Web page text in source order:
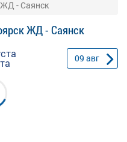
ЖД - Саянск
ЖД - Саянск
09 авг